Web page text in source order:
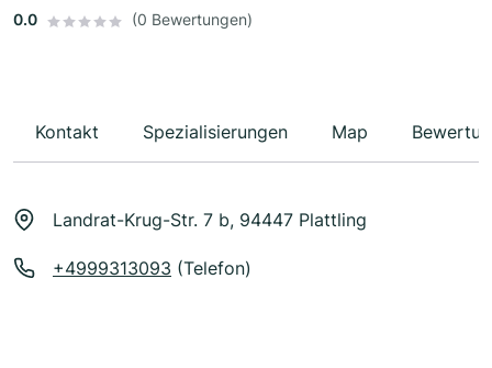
0.0
(0 Bewertungen)
Kontakt Spezialisierungen Map
Landrat-Krug-Str. 7 b, 94447 Plattling
+4999313093 (Telefon)